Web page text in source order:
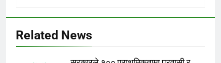
Related News